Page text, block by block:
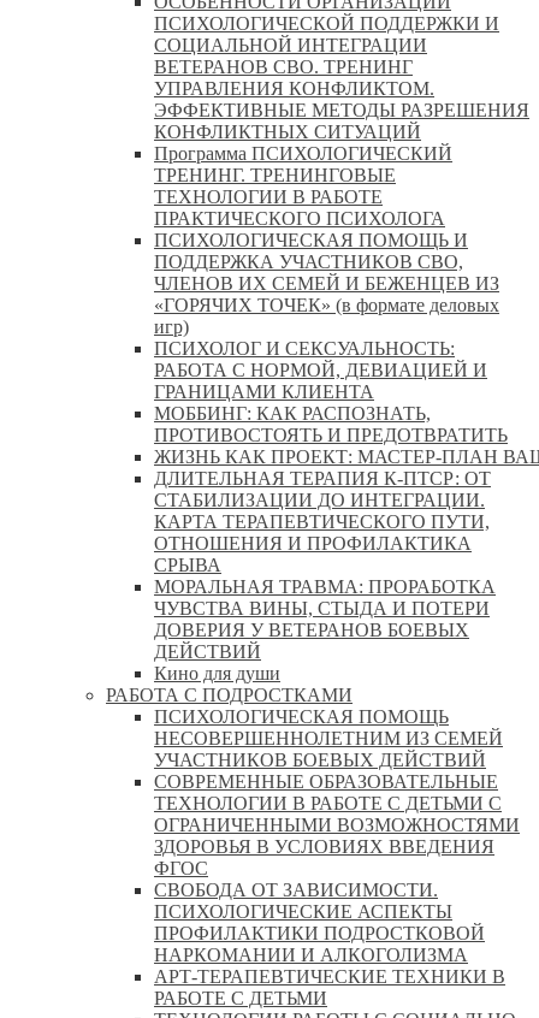
ПСИХОЛОГИЧЕСКОЙ ПОДДЕРЖКИ И
СОЦИАЛЬНОЙ ИНТЕГРАЦИИ
ВЕТЕРАНОВ СВО. ТРЕНИНГ
УПРАВЛЕНИЯ КОНФЛИКТОМ.
ЭФФЕКТИВНЫЕ МЕТОДЫ РАЗРЕШЕНИЯ
КОНФЛИКТНЫХ СИТУАЦИЙ
Программа ПСИХОЛОГИЧЕСКИЙ
ТРЕНИНГ. ТРЕНИНГОВЫЕ
ТЕХНОЛОГИИ В РАБОТЕ
ПРАКТИЧЕСКОГО ПСИХОЛОГА
ПСИХОЛОГИЧЕСКАЯ ПОМОЩЬ И
ПОДДЕРЖКА УЧАСТНИКОВ СВО,
ЧЛЕНОВ ИХ СЕМЕЙ И БЕЖЕНЦЕВ ИЗ
«ГОРЯЧИХ ТОЧЕК» (в формате деловых
игр)
ПСИХОЛОГ И СЕКСУАЛЬНОСТЬ:
РАБОТА С НОРМОЙ, ДЕВИАЦИЕЙ И
ГРАНИЦАМИ КЛИЕНТА
МОББИНГ: КАК РАСПОЗНАТЬ,
ПРОТИВОСТОЯТЬ И ПРЕДОТВРАТИТЬ
ЖИЗНЬ КАК ПРОЕКТ: МАСТЕР‑ПЛАН
ДЛИТЕЛЬНАЯ ТЕРАПИЯ К-ПТСР: ОТ
СТАБИЛИЗАЦИИ ДО ИНТЕГРАЦИИ.
КАРТА ТЕРАПЕВТИЧЕСКОГО ПУТИ,
ОТНОШЕНИЯ И ПРОФИЛАКТИКА
СРЫВА
МОРАЛЬНАЯ ТРАВМА: ПРОРАБОТКА
ЧУВСТВА ВИНЫ, СТЫДА И ПОТЕРИ
ДОВЕРИЯ У ВЕТЕРАНОВ БОЕВЫХ
ДЕЙСТВИЙ
Кино для души
РАБОТА С ПОДРОСТКАМИ
ПСИХОЛОГИЧЕСКАЯ ПОМОЩЬ
НЕСОВЕРШЕННОЛЕТНИМ ИЗ СЕМЕЙ
УЧАСТНИКОВ БОЕВЫХ ДЕЙСТВИЙ
СОВРЕМЕННЫЕ ОБРАЗОВАТЕЛЬНЫЕ
ТЕХНОЛОГИИ В РАБОТЕ С ДЕТЬМИ С
ОГРАНИЧЕННЫМИ ВОЗМОЖНОСТЯМИ
ЗДОРОВЬЯ В УСЛОВИЯХ ВВЕДЕНИЯ
ФГОС
СВОБОДА ОТ ЗАВИСИМОСТИ.
ПСИХОЛОГИЧЕСКИЕ АСПЕКТЫ
ПРОФИЛАКТИКИ ПОДРОСТКОВОЙ
НАРКОМАНИИ И АЛКОГОЛИЗМА
АРТ-ТЕРАПЕВТИЧЕСКИЕ ТЕХНИКИ В
РАБОТЕ С ДЕТЬМИ